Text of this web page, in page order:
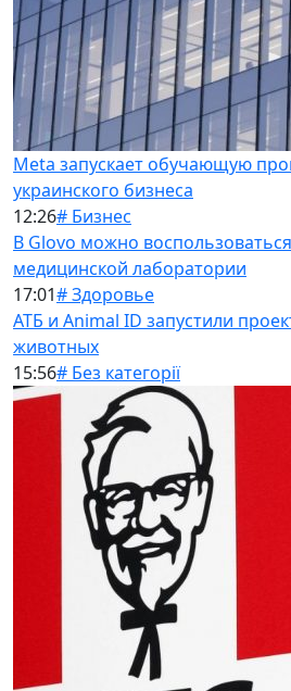
Meta запускает обучающую
украинского бизнеса
12:26# Бизнес
В Glovo можно
медицинской лаборатории
17:01# Здоровье
АТБ и Animal ID запустили
животных
15:56# Без категорії